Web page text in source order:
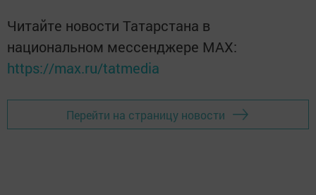
Читайте новости Татарстана в
национальном мессенджере MАХ:
https://max.ru/tatmedia
Перейти на страницу новости